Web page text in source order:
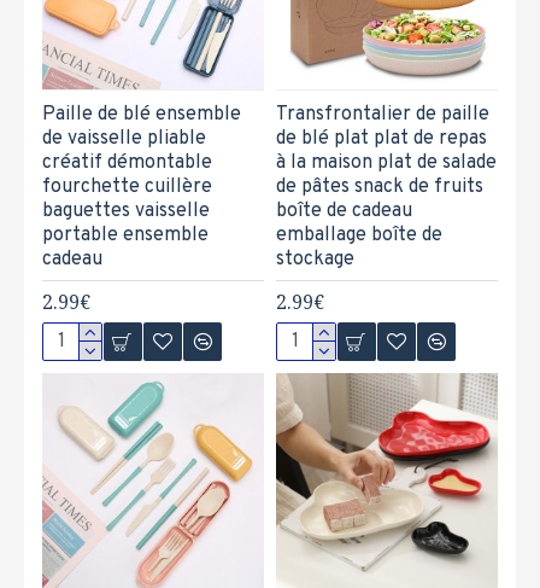
Paille de blé ensemble
de vaisselle pliable
créatif démontable
fourchette cuillère
baguettes vaisselle
portable ensemble
cadeau
2.99€
Transfrontalier de paille
de blé plat plat de repas
à la maison plat de salade
de pâtes snack de fruits
boîte de cadeau
emballage boîte de
stockage
2.99€